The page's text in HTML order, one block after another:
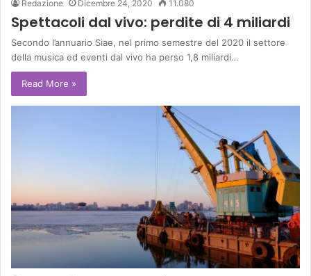
Redazione Dicembre 24, 2020 11.080
Spettacoli dal vivo: perdite di 4 miliardi
Secondo l’annuario Siae, nel primo semestre del 2020 il settore
della musica ed eventi dal vivo ha perso 1,8 miliardi…
Read More »